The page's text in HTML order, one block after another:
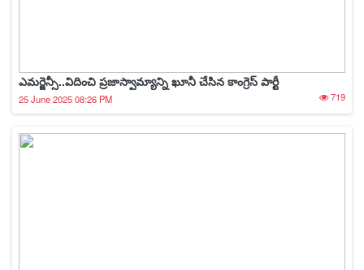
ఎమర్జెన్సీ..విదించి ప్రజాస్వామ్యాన్ని ఖూనీ చేసిన కాంగ్రెస్ పార్టీ
25 June 2025 08:26 PM 719